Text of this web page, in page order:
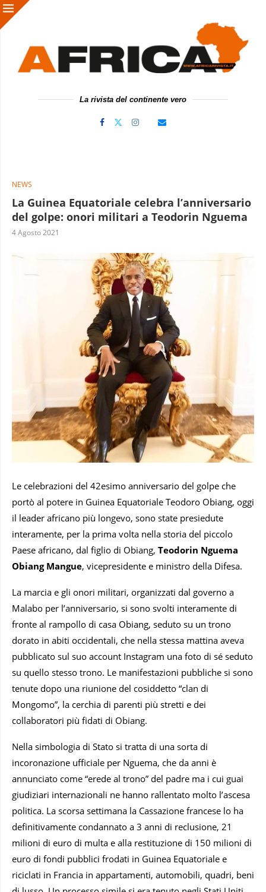
La rivista del continente vero
NEWS
La Guinea Equatoriale celebra l’anniversario
del golpe: onori militari a Teodorin Nguema
4 Agosto 2021
Le celebrazioni del 42esimo anniversario del golpe che
portò al potere in Guinea Equatoriale Teodoro Obiang, oggi
il leader africano più longevo, sono state presiedute
interamente, per la prima volta nella storia del piccolo
Paese africano, dal figlio di Obiang, Teodorin Nguema
Obiang Mangue, vicepresidente e ministro della Difesa.
La marcia e gli onori militari, organizzati dal governo a
Malabo per l’anniversario, si sono svolti interamente di
fronte al rampollo di casa Obiang, seduto su un trono
dorato in abiti occidentali, che nella stessa mattina aveva
pubblicato sul suo account Instagram una foto di sé seduto
su quello stesso trono. Le manifestazioni pubbliche si sono
tenute dopo una riunione del cosiddetto “clan di
Mongomo”, la cerchia di parenti più stretti e dei
collaboratori più fidati di Obiang.
Nella simbologia di Stato si tratta di una sorta di
incoronazione ufficiale per Nguema, che da anni è
annunciato come “erede al trono” del padre ma i cui guai
giudiziari internazionali ne hanno rallentato molto l’ascesa
politica. La scorsa settimana la Cassazione francese lo ha
definitivamente condannato a 3 anni di reclusione, 21
milioni di euro di multa e alla restituzione di 150 milioni di
euro di fondi pubblici frodati in Guinea Equatoriale e
riciclati in Francia in appartamenti, automobili, quadri, beni